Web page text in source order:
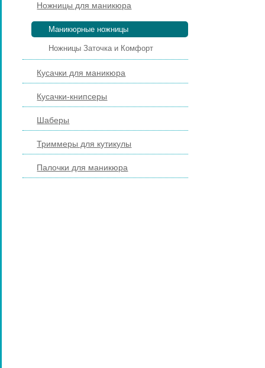
Ножницы для маникюра
Маникюрные ножницы
Ножницы Заточка и Комфорт
Кусачки для маникюра
Кусачки-книпсеры
Шаберы
Триммеры для кутикулы
Палочки для маникюра